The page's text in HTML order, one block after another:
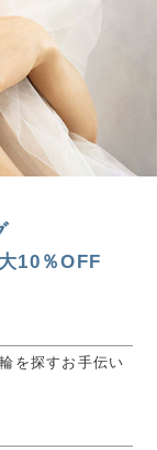
10％OFF
を探すお手伝い